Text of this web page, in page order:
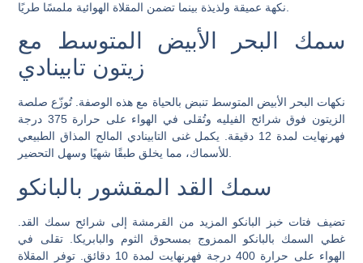
سمك البحر الأبيض المتوسط ​​مع
زيتون تابينادي
نكهات البحر الأبيض المتوسط ​​تنبض بالحياة مع هذه الوصفة. تُوزّع صلصة
الزيتون فوق شرائح الفيليه وتُقلى في الهواء على حرارة 375 درجة
فهرنهايت لمدة 12 دقيقة. يكمل غنى التابينادي المالح المذاق الطبيعي
للأسماك، مما يخلق طبقًا شهيًا وسهل التحضير.
سمك القد المقشور بالبانكو
تضيف فتات خبز البانكو المزيد من القرمشة إلى شرائح سمك القد.
غطي السمك بالبانكو الممزوج بمسحوق الثوم والبابريكا. تقلى في
الهواء على حرارة 400 درجة فهرنهايت لمدة 10 دقائق. توفر المقلاة